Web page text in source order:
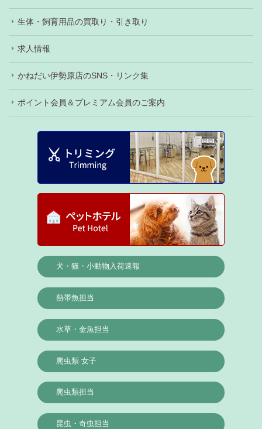
生体・飼育用品の買取り・引き取り
求人情報
かねだい伊勢原店のSNS・リンク集
ポイント会員＆プレミアム会員のご案内
犬・猫・小動物入荷速報
熱帯魚担当
水草・金魚担当
爬虫類 女子
爬虫類担当
昆虫・奇虫担当